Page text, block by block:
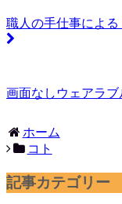
職人の手仕事によ
画面なしウェアラ
ホーム
コト
記事カテゴリー